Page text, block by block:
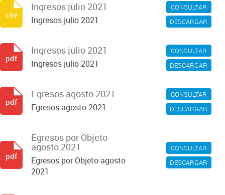
CONSULTAR
DESCARGAR
Ingresos julio 2021
Ingresos julio 2021
csv
CONSULTAR
DESCARGAR
Ingresos julio 2021
Ingresos julio 2021
pdf
CONSULTAR
DESCARGAR
Egresos agosto 2021
Egresos agosto 2021
pdf
CONSULTAR
DESCARGAR
Egresos por Objeto
agosto 2021
Egresos por Objeto agosto
2021
pdf